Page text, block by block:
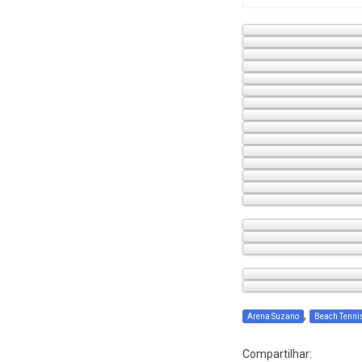
Arena Suzano , Beach
Compartilhar: